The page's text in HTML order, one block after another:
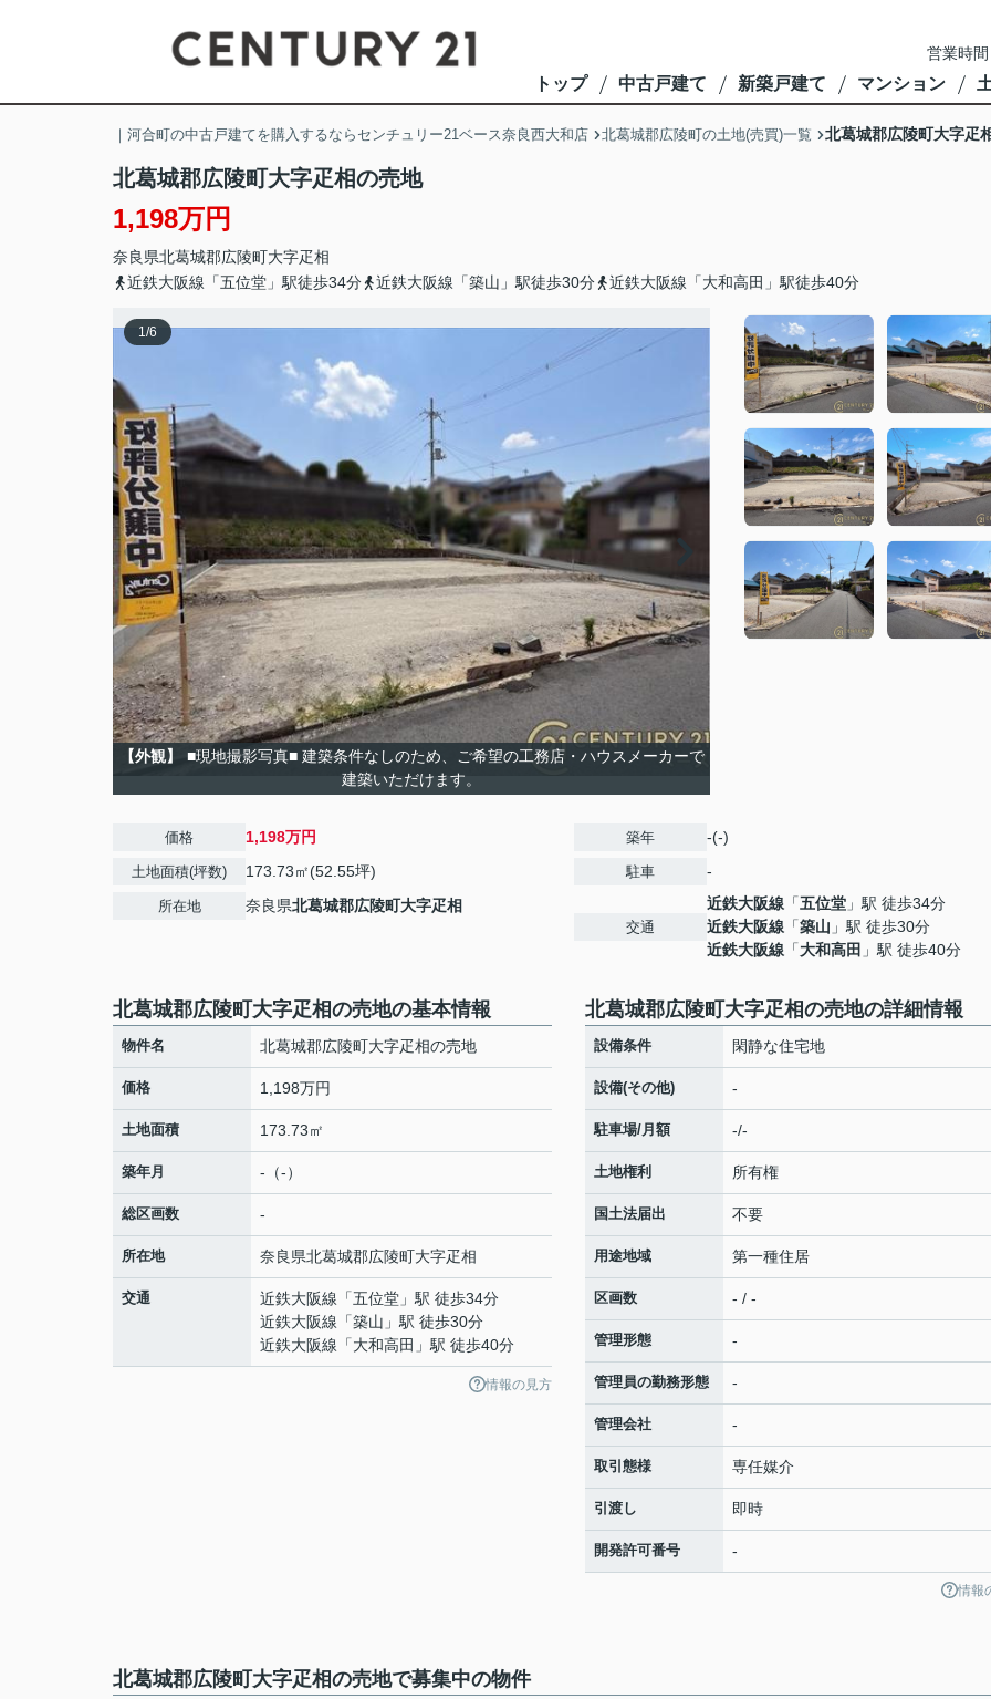
営業時
トップ 中古戸建て 新築戸建て マンション
｜河合町の中古戸建てを購入するならセンチュリー21ベース奈良西大和店 北葛城郡広陵町の土地(売買)一覧 北葛城郡広陵町大字疋
北葛城郡広陵町大字疋相の売地
1,198万円
奈良県北葛城郡広陵町大字疋相
近鉄大阪線「五位堂」駅徒歩34分
近鉄大阪線「築山」駅徒歩30分 近鉄大阪線「大和高田」駅徒歩40分
1/6
【外観】
■現地撮影写真■ 建築条件なしのため、ご希望の工務店・ハウスメーカーで
建築いただけます。
価格 1,198万円
土地面積(坪数) 173.73㎡(52.55坪)
所在地 奈良県北葛城郡広陵町大字疋相
築年 -(-)
駐車 -
交通
近鉄大阪線 「五位堂 」駅 徒歩34分
近鉄大阪線 「築山 」駅 徒歩30分
近鉄大阪線 「大和高田 」駅 徒歩40分
北葛城郡広陵町大字疋相の売地の基本情報
物件名 北葛城郡広陵町大字疋相の売地
価格 1,198万円
土地面積 173.73㎡
築年月 -（-）
総区画数 -
所在地 奈良県北葛城郡広陵町大字疋相
交通 近鉄大阪線 「五位堂 」駅 徒歩34分
近鉄大阪線 「築山 」駅 徒歩30分
近鉄大阪線 「大和高田 」駅 徒歩40分
情報の見方
北葛城郡広陵町大字疋相の売地の詳細情報
設備条件 閑静な住宅地
設備(その他) -
駐車場/月額 -/-
土地権利 所有権
国土法届出 不要
用途地域 第一種住居
区画数 - / -
管理形態 -
管理員の勤務形態 -
管理会社 -
取引態様 専任媒介
引渡し 即時
開発許可番号 -
情報
北葛城郡広陵町大字疋相の売地で募集中の物件